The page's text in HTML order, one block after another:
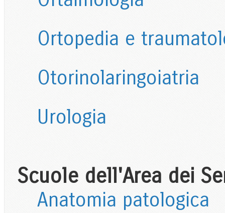
Ortopedia e
Otorinolaringoiatria
Urologia
Scuole dell'Area dei
Anatomia patologica